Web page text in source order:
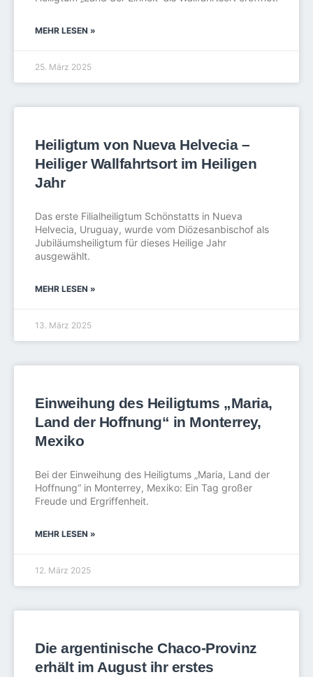
MEHR LESEN »
25. März 2025
Heiligtum von Nueva Helvecia –
Heiliger Wallfahrtsort im Heiligen
Jahr
Das erste Filialheiligtum Schönstatts in Nueva
Helvecia, Uruguay, wurde vom Diözesanbischof als
Jubiläumsheiligtum für dieses Heilige Jahr
ausgewählt.
MEHR LESEN »
13. März 2025
Einweihung des Heiligtums „Maria,
Land der Hoffnung“ in Monterrey,
Mexiko
Bei der Einweihung des Heiligtums „Maria, Land der
Hoffnung“ in Monterrey, Mexiko: Ein Tag großer
Freude und Ergriffenheit.
MEHR LESEN »
12. März 2025
Die argentinische Chaco-Provinz
erhält im August ihr erstes